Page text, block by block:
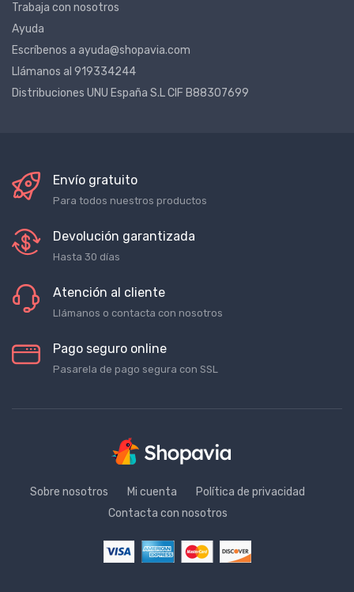
Trabaja con nosotros
Ayuda
Escríbenos a ayuda@shopavia.com
Llámanos al 919334244
Distribuciones UNU España S.L CIF B88307699
Envío gratuito
Para todos nuestros productos
Devolución garantizada
Hasta 30 días
Atención al cliente
Llámanos o contacta con nosotros
Pago seguro online
Pasarela de pago segura con SSL
Sobre nosotros Mi cuenta
Política de privacidad
Contacta con nosotros